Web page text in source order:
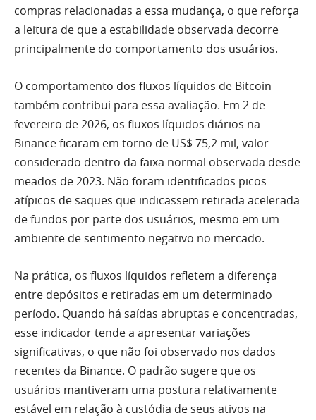
compras relacionadas a essa mudança, o que reforça
a leitura de que a estabilidade observada decorre
principalmente do comportamento dos usuários.
O comportamento dos fluxos líquidos de Bitcoin
também contribui para essa avaliação. Em 2 de
fevereiro de 2026, os fluxos líquidos diários na
Binance ficaram em torno de US$ 75,2 mil, valor
considerado dentro da faixa normal observada desde
meados de 2023. Não foram identificados picos
atípicos de saques que indicassem retirada acelerada
de fundos por parte dos usuários, mesmo em um
ambiente de sentimento negativo no mercado.
Na prática, os fluxos líquidos refletem a diferença
entre depósitos e retiradas em um determinado
período. Quando há saídas abruptas e concentradas,
esse indicador tende a apresentar variações
significativas, o que não foi observado nos dados
recentes da Binance. O padrão sugere que os
usuários mantiveram uma postura relativamente
estável em relação à custódia de seus ativos na